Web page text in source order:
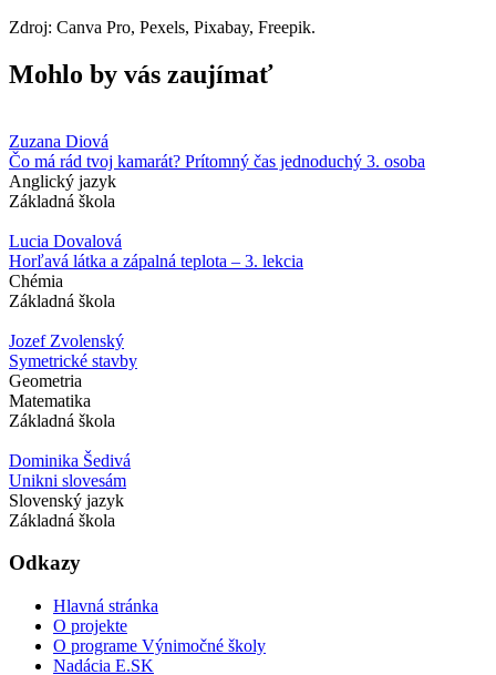
Zdroj: Canva Pro, Pexels, Pixabay, Freepik.
Mohlo by vás zaujímať
Zuzana Diová
Čo má rád tvoj kamarát? Prítomný čas jednoduchý 3. osoba
Anglický jazyk
Základná škola
Lucia Dovalová
Horľavá látka a zápalná teplota – 3. lekcia
Chémia
Základná škola
Jozef Zvolenský
Symetrické stavby
Geometria
Matematika
Základná škola
Dominika Šedivá
Unikni slovesám
Slovenský jazyk
Základná škola
Odkazy
Hlavná stránka
O projekte
O programe Výnimočné školy
Nadácia E.SK